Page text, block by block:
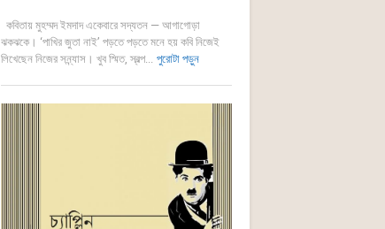
কবিতায় মুহম্মদ ইমদাদ একেবারে সদ্যতন — আগাগোড়া
ঝকঝকে। ‘পাখির জুতা নাই’ পড়তে পড়তে মনে হয় কবি নিজেই
লিখেছেন নিজের সন্ন্যাস। খুব স্মিত, স্বল্প... পুরোটা পড়ুন